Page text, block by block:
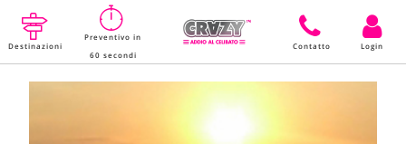
Destinazioni
Preventivo in
60 secondi
Contatto Login